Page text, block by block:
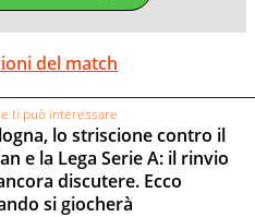
del match
ti può interessare
lo striscione contro il
e la Lega Serie A: il rinvio
discutere. Ecco
si giocherà